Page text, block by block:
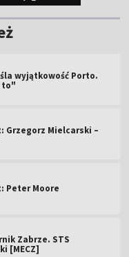
wyjątkowość Porto.
to"
Grzegorz Mielcarski –
Peter Moore
Zabrze. STS
[MECZ]